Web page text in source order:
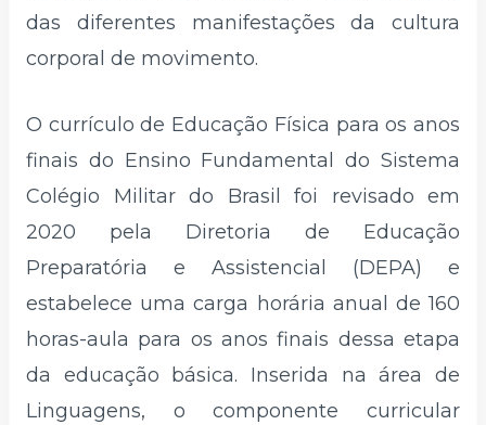
das diferentes manifestações da cultura
corporal de movimento.
O currículo de Educação Física para os anos
finais do Ensino Fundamental do Sistema
Colégio Militar do Brasil foi revisado em
2020 pela Diretoria de Educação
Preparatória e Assistencial (DEPA) e
estabelece uma carga horária anual de 160
horas-aula para os anos finais dessa etapa
da educação básica. Inserida na área de
Linguagens, o componente curricular